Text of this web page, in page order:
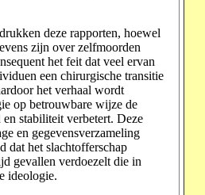
deze rapporten, hoewel
zijn over zelfmoorden
het feit dat veel ervan
een chirurgische transitie
het verhaal wordt
op betrouwbare wijze de
stabiliteit verbetert. Deze
en gegevensverzameling
dat het slachtofferschap
gevallen verdoezelt die in
ideologie.